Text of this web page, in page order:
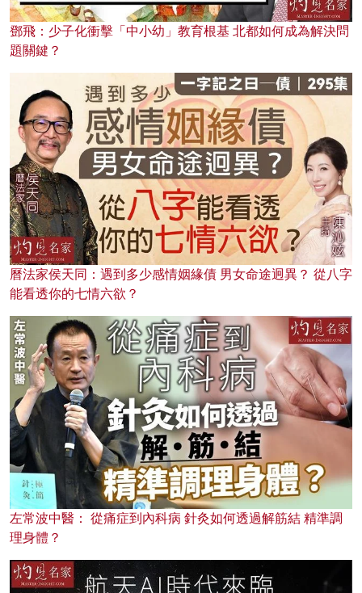
鄧飛：少子化衝擊「中小幼」教育根基 北都如何成為解決問
題關鍵？
曆法家侯天同：遇到多少感情姻緣債 男女命途迥異？ 從八字
能看透你的七情六欲？
左常波中醫： 從痛症到內科病 針灸如何透過解筋結 精準調
理身體？